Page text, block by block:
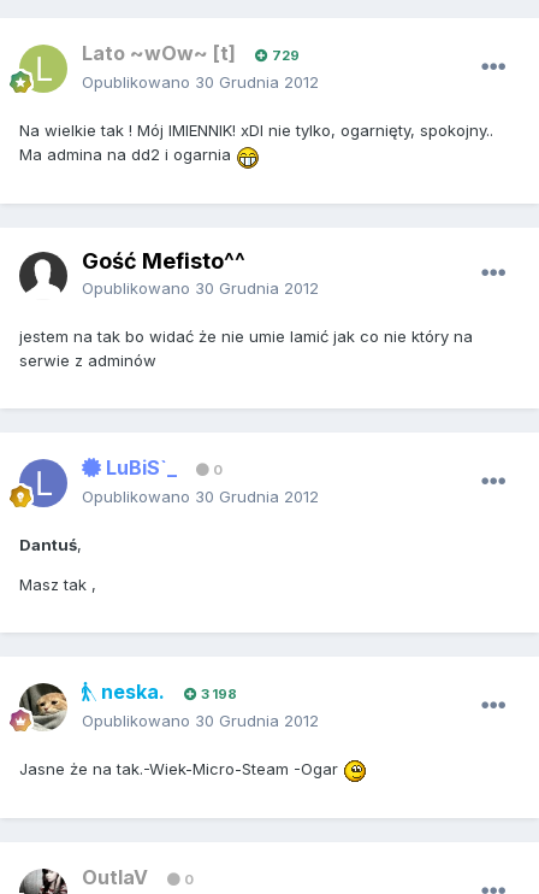
Lato ~wOw~ [t] 729
Opublikowano 30 Grudnia 2012
Na wielkie tak ! Mój IMIENNIK! xDI nie tylko, ogarnięty, spokojny..
Ma admina na dd2 i ogarnia
Gość Mefisto^^
Opublikowano 30 Grudnia 2012
jestem na tak bo widać że nie umie lamić jak co nie który na
serwie z adminów
LuBiS`_ 0
Opublikowano 30 Grudnia 2012
Dantuś,
Masz tak ,
neska. 3 198
Opublikowano 30 Grudnia 2012
Jasne że na tak.-Wiek-Micro-Steam -Ogar
OutlaV 0